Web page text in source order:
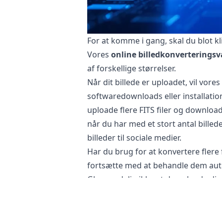
For at komme i gang, skal du blot
Vores online
af forskellige størrelser.
Når dit billede er uploadet, vil vores
softwaredownloads eller
uploade flere FITS filer og
når du har med et stort antal
billeder til sociale medier.
Har du brug for at konvertere
fortsætte med at behandle dem
Glem endelig ikke at downloade